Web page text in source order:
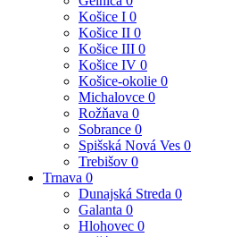
Košice I 0
Košice II 0
Košice III 0
Košice IV 0
Košice-okolie 0
Michalovce 0
Rožňava 0
Sobrance 0
Spišská Nová Ves 0
Trebišov 0
Trnava 0
Dunajská Streda 0
Galanta 0
Hlohovec 0